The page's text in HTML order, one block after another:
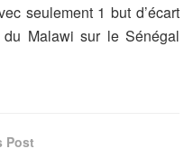
seulement 1 but d’écart
Malawi sur le Sénégal
Post